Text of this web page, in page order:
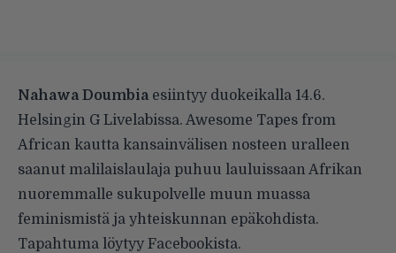
Nahawa Doumbiaesiintyy duokeikalla 14.6.
Helsingin G Livelabissa. Awesome Tapes from
African kautta kansainvälisen nosteen uralleen
saanut malilaislaulaja puhuu lauluissaan Afrikan
nuoremmalle sukupolvelle muun muassa
feminismistä ja yhteiskunnan epäkohdista.
Tapahtuma löytyy Facebookista.